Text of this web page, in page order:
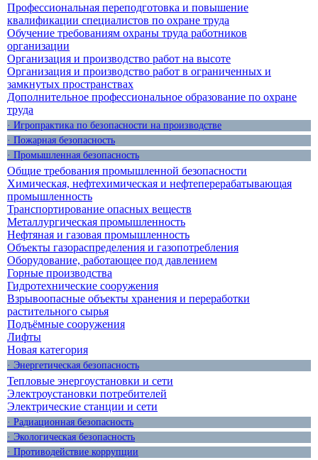
Профессиональная переподготовка и повышение
квалификации специалистов по охране труда
Обучение требованиям охраны труда работников
организации
Организация и производство работ на высоте
Организация и производство работ в ограниченных и
замкнутых пространствах
Дополнительное профессиональное образование по охране
труда
· Игропрактика по безопасности на производстве
· Пожарная безопасность
· Промышленная безопасность
Общие требования промышленной безопасности
Химическая, нефтехимическая и нефтеперерабатывающая
промышленность
Транспортирование опасных веществ
Металлургическая промышленность
Нефтяная и газовая промышленность
Объекты газораспределения и газопотребления
Оборудование, работающее под давлением
Горные производства
Гидротехнические сооружения
Взрывоопасные объекты хранения и переработки
растительного сырья
Подъёмные сооружения
Лифты
Новая категория
· Энергетическая безопасность
Тепловые энергоустановки и сети
Электроустановки потребителей
Электрические станции и сети
· Радиационная безопасность
· Экологическая безопасность
· Противодействие коррупции